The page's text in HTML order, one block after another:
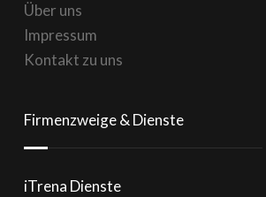
Über uns
Impressum
Kontakt zu uns
Firmenzweige & Dienste
iTrena Dienste